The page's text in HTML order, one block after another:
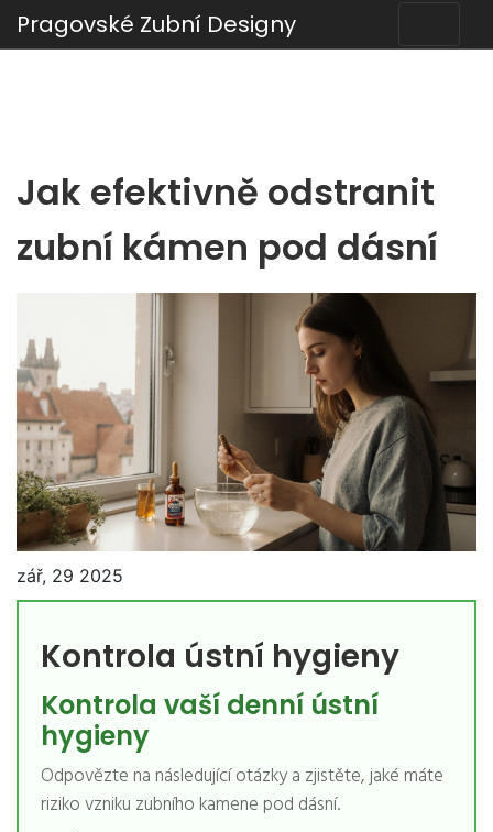
Pragovské Zubní Designy
Jak efektivně odstranit
zubní kámen pod dásní
zář, 29 2025
Kontrola ústní hygieny
Kontrola vaší denní ústní
hygieny
Odpovězte na následující otázky a zjistěte, jaké máte
riziko vzniku zubního kamene pod dásní.